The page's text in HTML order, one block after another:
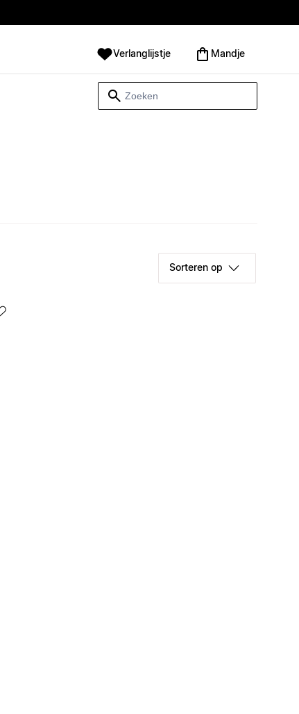
Verlanglijstje Mandje
Sorteren op